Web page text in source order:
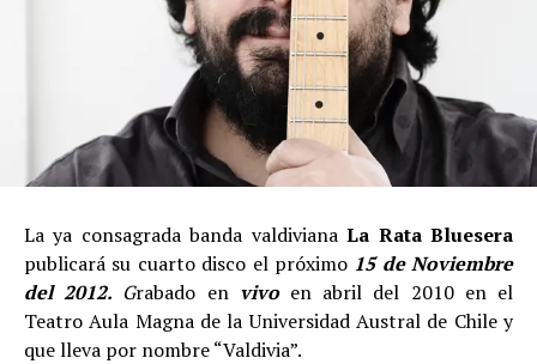
La ya consagrada banda valdivianaLa Rata Bluesera
publicará su cuarto disco el próximo 15 de Noviembre
del 2012. Grabado en vivoen abril del 2010 en el
Teatro Aula Magna de la Universidad Austral de Chile y
que lleva por nombre “Valdivia”.